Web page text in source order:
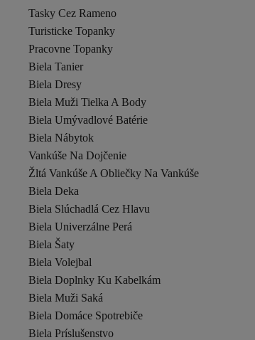
Tasky Cez Rameno
Turisticke Topanky
Pracovne Topanky
Biela Tanier
Biela Dresy
Biela Muži Tielka A Body
Biela Umývadlové Batérie
Biela Nábytok
Vankúše Na Dojčenie
Žltá Vankúše A Obliečky Na Vankúše
Biela Deka
Biela Slúchadlá Cez Hlavu
Biela Univerzálne Perá
Biela Šaty
Biela Volejbal
Biela Doplnky Ku Kabelkám
Biela Muži Saká
Biela Domáce Spotrebiče
Biela Príslušenstvo